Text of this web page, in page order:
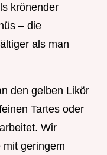
krönender
– die
als man
den gelben Likör
Tartes oder
Wir
mit geringem